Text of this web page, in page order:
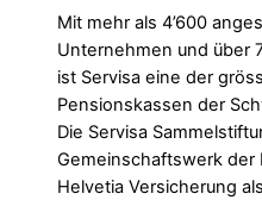
Mit mehr als 4’600
Unternehmen und über
ist Servisa eine der
Pensionskassen der
Die Servisa
Gemeinschaftswerk der
Helvetia Versicherung